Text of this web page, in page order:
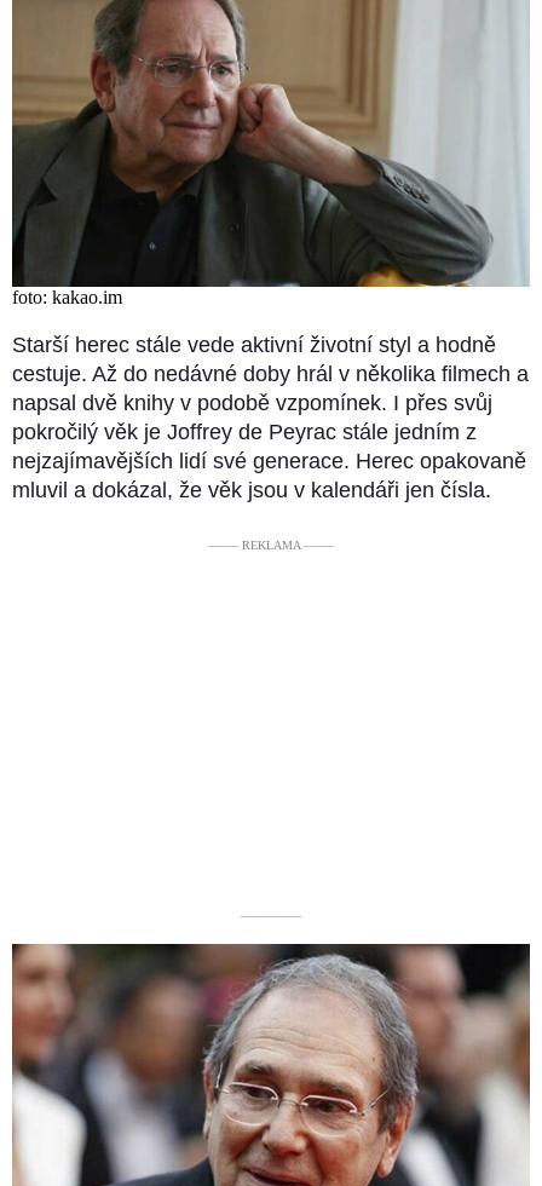
foto: kakao.im
Starší herec stále vede aktivní životní styl a hodně
cestuje. Až do nedávné doby hrál v několika filmech a
napsal dvě knihy v podobě vzpomínek. I přes svůj
pokročilý věk je Joffrey de Peyrac stále jedním z
nejzajímavějších lidí své generace. Herec opakovaně
mluvil a dokázal, že věk jsou v kalendáři jen čísla.
––––– REKLAMA –––––
––––––––––